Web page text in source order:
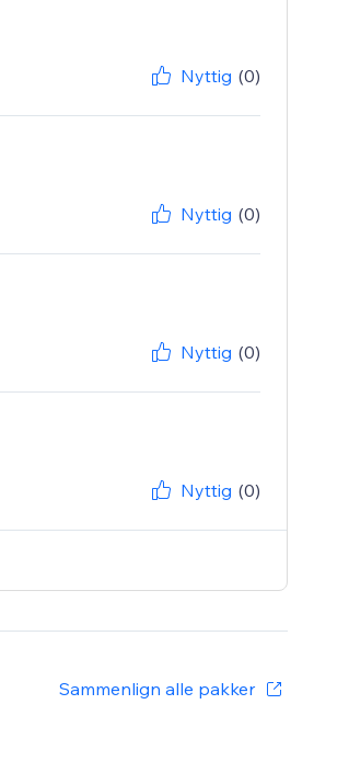
Nyttig (0)
Nyttig (0)
Nyttig (0)
Nyttig (0)
Sammenlign alle pakker